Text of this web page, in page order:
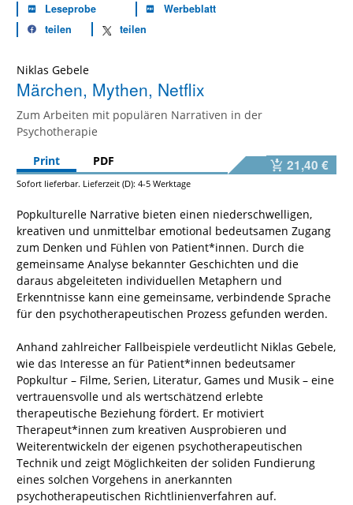
Leseprobe
Werbeblatt
teilen
teilen
Niklas Gebele
Märchen, Mythen, Netflix
Zum Arbeiten mit populären Narrativen in der
Psychotherapie
Print
PDF 21,40 €
Sofort lieferbar. Lieferzeit (D): 4-5 Werktage
Popkulturelle Narrative bieten einen niederschwelligen,
kreativen und unmittelbar emotional bedeutsamen Zugang
zum Denken und Fühlen von Patient*innen. Durch die
gemeinsame Analyse bekannter Geschichten und die
daraus abgeleiteten individuellen Metaphern und
Erkenntnisse kann eine gemeinsame, verbindende Sprache
für den psychotherapeutischen Prozess gefunden werden.
Anhand zahlreicher Fallbeispiele verdeutlicht Niklas Gebele,
wie das Interesse an für Patient*innen bedeutsamer
Popkultur – Filme, Serien, Literatur, Games und Musik – eine
vertrauensvolle und als wertschätzend erlebte
therapeutische Beziehung fördert. Er motiviert
Therapeut*innen zum kreativen Ausprobieren und
Weiterentwickeln der eigenen psychotherapeutischen
Technik und zeigt Möglichkeiten der soliden Fundierung
eines solchen Vorgehens in anerkannten
psychotherapeutischen Richtlinienverfahren auf.